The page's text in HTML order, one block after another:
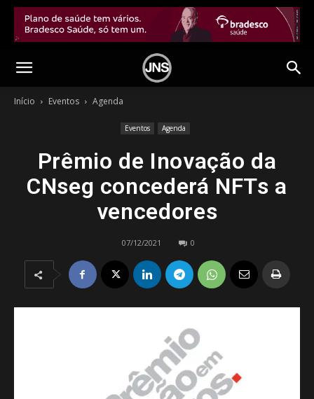
Início Eventos Agenda
Eventos Agenda
Prêmio de Inovação da
CNseg concederá NFTs a
vencedores
07/12/2021 0